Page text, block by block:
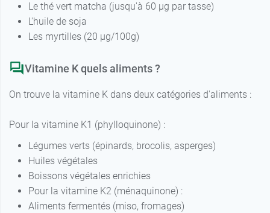
Le thé vert matcha (jusqu'à 60 µg par tasse)
L'huile de soja
Les myrtilles (20 µg/100g)
Vitamine K quels aliments ?
On trouve la vitamine K dans deux catégories d'aliments :
Pour la vitamine K1 (phylloquinone) :
Légumes verts (épinards, brocolis, asperges)
Huiles végétales
Boissons végétales enrichies
Pour la vitamine K2 (ménaquinone) :
Aliments fermentés (miso, fromages)